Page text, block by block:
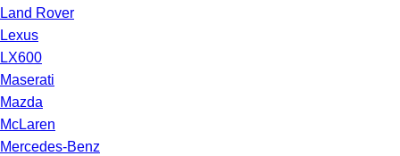
Land Rover
Lexus
LX600
Maserati
Mazda
McLaren
Mercedes-Benz